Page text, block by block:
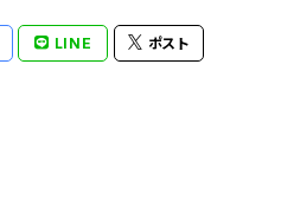
LINE ポスト